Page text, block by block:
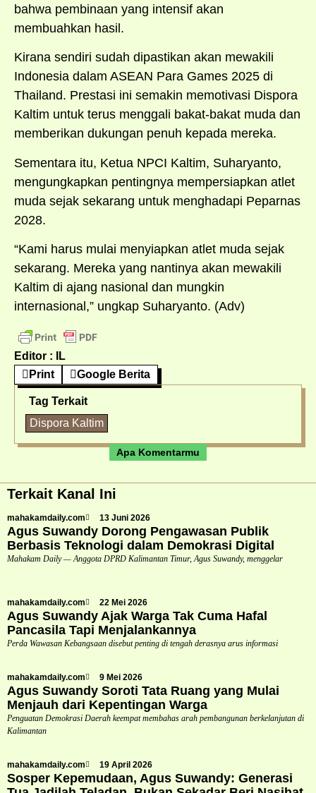
bahwa pembinaan yang intensif akan
membuahkan hasil.
Kirana sendiri sudah dipastikan akan mewakili
Indonesia dalam ASEAN Para Games 2025 di
Thailand. Prestasi ini semakin memotivasi Dispora
Kaltim untuk terus menggali bakat-bakat muda dan
memberikan dukungan penuh kepada mereka.
Sementara itu, Ketua NPCI Kaltim, Suharyanto,
mengungkapkan pentingnya mempersiapkan atlet
muda sejak sekarang untuk menghadapi Peparnas
2028.
“Kami harus mulai menyiapkan atlet muda sejak
sekarang. Mereka yang nantinya akan mewakili
Kaltim di ajang nasional dan mungkin
internasional,” ungkap Suharyanto. (Adv)
Editor : IL
Print
Google Berita
Tag Terkait
Dispora Kaltim
Apa Komentarmu
Terkait Kanal Ini
mahakamdaily.com 13 Juni 2026
Agus Suwandy Dorong Pengawasan Publik
Berbasis Teknologi dalam Demokrasi Digital
Mahakam Daily — Anggota DPRD Kalimantan Timur, Agus Suwandy, menggelar
mahakamdaily.com 22 Mei 2026
Agus Suwandy Ajak Warga Tak Cuma Hafal
Pancasila Tapi Menjalankannya
Perda Wawasan Kebangsaan disebut penting di tengah derasnya arus informasi
mahakamdaily.com 9 Mei 2026
Agus Suwandy Soroti Tata Ruang yang Mulai
Menjauh dari Kepentingan Warga
Penguatan Demokrasi Daerah keempat membahas arah pembangunan berkelanjutan di
Kalimantan
mahakamdaily.com 19 April 2026
Sosper Kepemudaan, Agus Suwandy: Generasi